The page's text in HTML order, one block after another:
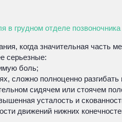
в грудном отделе позвоночника
когда значительная часть
серьезные:
боль;
сложно полноценно разгибать
сидячем или стоячем
усталость и
движений нижних